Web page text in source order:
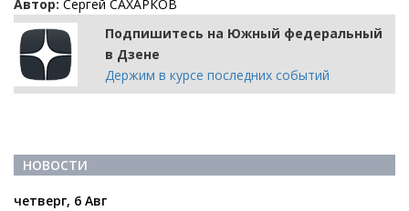
Автор: Сергей САХАРКОВ
Подпишитесь на Южный федеральный
в Дзене
Держим в курсе последних событий
НОВОСТИ
четверг, 6 Авг